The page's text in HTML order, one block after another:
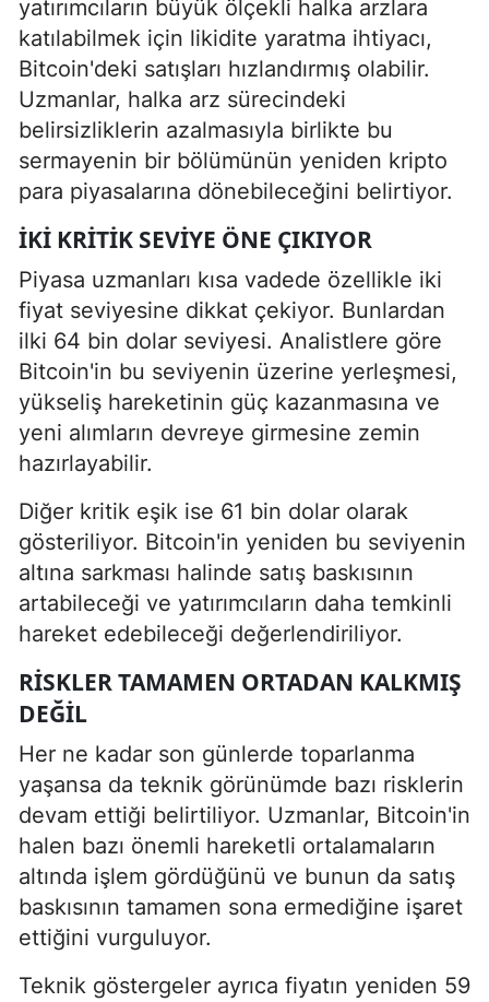
yatırımcıların büyük ölçekli halka arzlara
katılabilmek için likidite yaratma ihtiyacı,
Bitcoin'deki satışları hızlandırmış olabilir.
Uzmanlar, halka arz sürecindeki
belirsizliklerin azalmasıyla birlikte bu
sermayenin bir bölümünün yeniden kripto
para piyasalarına dönebileceğini belirtiyor.
İKI KRITIK SEVIYE ÖNE ÇIKIYOR
Piyasa uzmanları kısa vadede özellikle iki
fiyat seviyesine dikkat çekiyor. Bunlardan
ilki 64 bin dolar seviyesi. Analistlere göre
Bitcoin'in bu seviyenin üzerine yerleşmesi,
yükseliş hareketinin güç kazanmasına ve
yeni alımların devreye girmesine zemin
hazırlayabilir.
Diğer kritik eşik ise 61 bin dolar olarak
gösteriliyor. Bitcoin'in yeniden bu seviyenin
altına sarkması halinde satış baskısının
artabileceği ve yatırımcıların daha temkinli
hareket edebileceği değerlendiriliyor.
RISKLER TAMAMEN ORTADAN KALKMIŞ
DEĞIL
Her ne kadar son günlerde toparlanma
yaşansa da teknik görünümde bazı risklerin
devam ettiği belirtiliyor. Uzmanlar, Bitcoin'in
halen bazı önemli hareketli ortalamaların
altında işlem gördüğünü ve bunun da satış
baskısının tamamen sona ermediğine işaret
ettiğini vurguluyor.
Teknik göstergeler ayrıca fiyatın yeniden 59